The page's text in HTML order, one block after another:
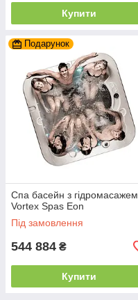
Купити
Подарунок
Спа басейн з гідромасажем
Vortex Spas Eon
Під замовлення
544 884 ₴
Купити